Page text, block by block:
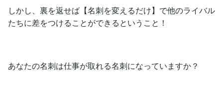
しかし、裏を返せば【名刺を変えるだけ】で他のライバル
たちに差をつけることができるということ！
あなたの名刺は仕事が取れる名刺になっていますか？